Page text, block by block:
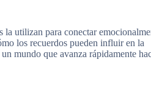
la utilizan para conectar
los recuerdos pueden influir en la
mundo que avanza rápidamente